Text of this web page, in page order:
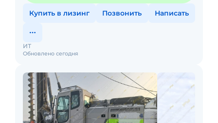
Купить в лизинг Позвонить Написать
Обновлено сегодня
ИТ